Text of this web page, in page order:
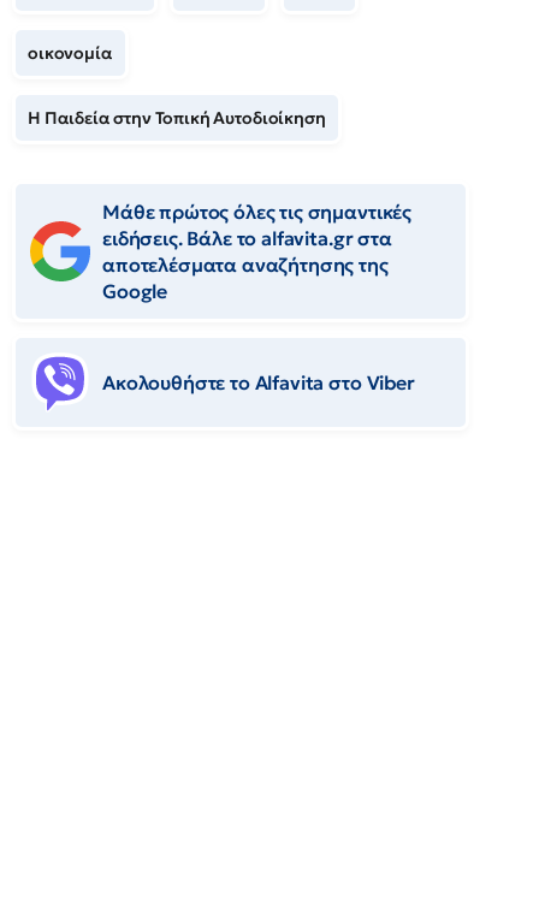
οικονομία
Η Παιδεία στην Τοπική Αυτοδιοίκηση
Μάθε πρώτος όλες τις σημαντικές
ειδήσεις. Βάλε το alfavita.gr στα
αποτελέσματα αναζήτησης της
Google
Ακολουθήστε το Αlfavita στο Viber